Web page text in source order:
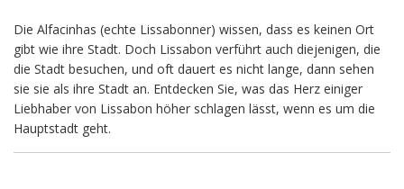
Die Alfacinhas (echte Lissabonner) wissen, dass es keinen Ort
gibt wie ihre Stadt. Doch Lissabon verführt auch diejenigen, die
die Stadt besuchen, und oft dauert es nicht lange, dann sehen
sie sie als ihre Stadt an. Entdecken Sie, was das Herz einiger
Liebhaber von Lissabon höher schlagen lässt, wenn es um die
Hauptstadt geht.